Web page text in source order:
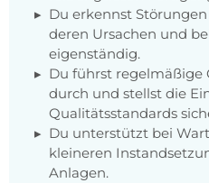
Du erkennst
deren Ursachen und
eigenständig.
Du führst regelmäßige
durch und stellst die
Qualitätsstandards
Du unterstützt bei
kleineren
Anlagen.